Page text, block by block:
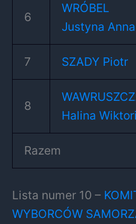
6
WRÓBEL
Justyna Anna
7 SZADY Piotr
8
Halina
Razem
Lista numer 10 –
WYBORCÓW